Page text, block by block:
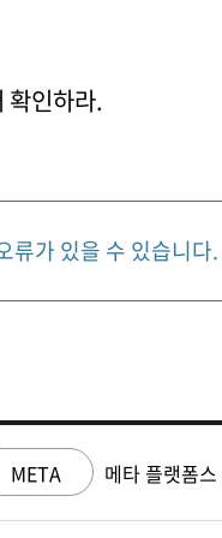
확인하라.
류가 있을 수 있습니다.
META 메타 플랫폼